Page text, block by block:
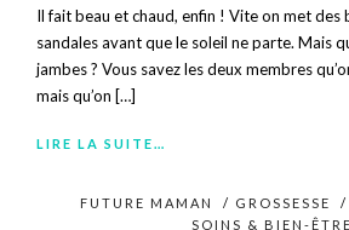
Il fait beau et chaud, enfin ! Vite on met des
sandales avant que le soleil ne parte. Mais
jambes ? Vous savez les deux membres
mais qu’on […]
LIRE LA SUITE…
FUTURE MAMAN / GROSSESSE /
SOINS & BIEN-ÊTRE